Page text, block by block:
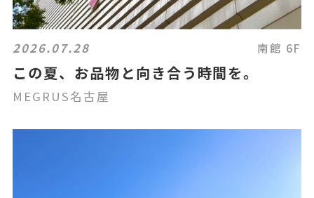
2026.07.28 南館 6F
この夏、お品物と向き合う時間を。
MEGRUS名古屋